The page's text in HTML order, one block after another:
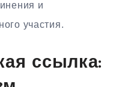
и
участия.
ссылка: